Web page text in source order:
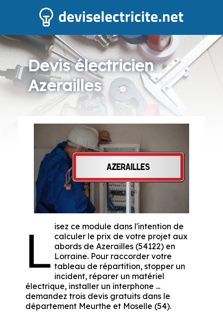
Devis électricien
Azerailles
L isez ce module dans l'intention de
calculer le prix de votre projet aux
abords de Azerailles (54122) en
Lorraine. Pour raccorder votre
tableau de répartition, stopper un
incident, réparer un matériel
électrique, installer un interphone ...
demandez trois devis gratuits dans le
département Meurthe et Moselle (54).